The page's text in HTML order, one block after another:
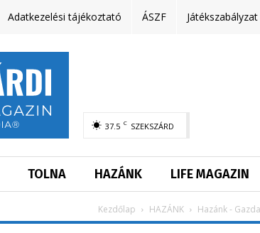
Adatkezelési tájékoztató ÁSZF Játékszabályzat
37.5 C SZEKSZÁRD
TOLNA HAZÁNK LIFE MAGAZIN
Kezdőlap HAZÁNK Hazánk -